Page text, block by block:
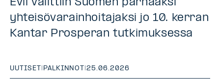
Evli valittiin Suomen parhaaksi
yhteisövarainhoitajaksi jo 10. kerran
Kantar Prosperan tutkimuksessa
UUTISET | PALKINNOT |25.06.2026